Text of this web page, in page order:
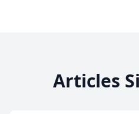
Articles